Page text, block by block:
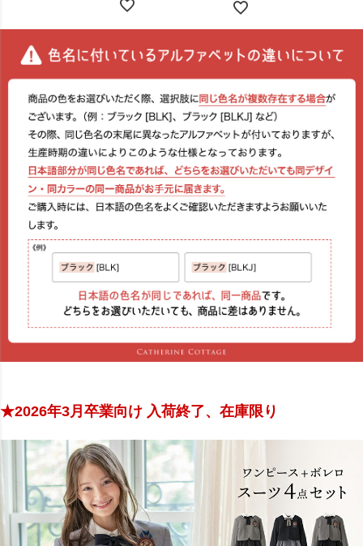
★2026年3月卒業向け 入荷終了、在庫限り